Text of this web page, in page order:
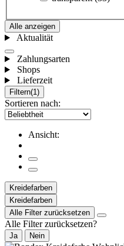
Alle anzeigen
Aktualität
Zahlungsarten
Shops
Lieferzeit
Filtern(1)
Sortieren nach:
Ansicht:
Kreidefarben
Kreidefarben
Alle Filter zurücksetzen
Alle Filter zurücksetzen?
Ja Nein